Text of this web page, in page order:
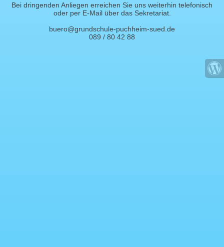
Bei dringenden Anliegen erreichen Sie uns weiterhin telefonisch
oder per E-Mail über das Sekretariat.
buero@grundschule-puchheim-sued.de
089 / 80 42 88